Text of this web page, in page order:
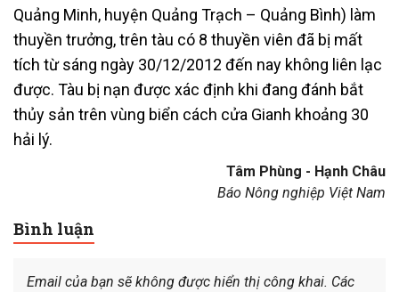
Quảng Minh, huyện Quảng Trạch – Quảng Bình) làm
thuyền trưởng, trên tàu có 8 thuyền viên đã bị mất
tích từ sáng ngày 30/12/2012 đến nay không liên lạc
được. Tàu bị nạn được xác định khi đang đánh bắt
thủy sản trên vùng biển cách cửa Gianh khoảng 30
hải lý.
Tâm Phùng - Hạnh Châu
Báo Nông nghiệp Việt Nam
Bình luận
Email của bạn sẽ không được hiển thị công khai. Các